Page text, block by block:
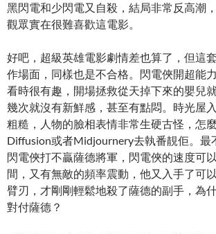
黑閃電和少閃電又自殺，結局非常反高潮
觀眾實在很難喜歡這電影。
好吧，超級英雄電影劇情差也算了，但這
作場面，同樣也是不合格。閃電俠開超能
看時很有趣，開場拯救從天掉下來的嬰兒
幾次就沒有新鮮感，甚至有點悶。時光屋
粗糙，人物的臉相表情非常生硬古怪，怎
Diffusion或者Midjournery去執番靚佢。最
閃電俠打不贏薩德將軍，閃電俠的速度可
間，又有無敵的頻率震動，他又入手了可
臂刃，才剛剛輕鬆地殺了薩德的副手，為
對付薩德？